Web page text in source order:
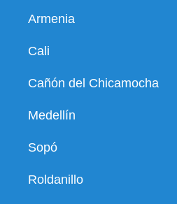
Armenia
Cali
Cañón del Chicamocha
Medellín
Sopó
Roldanillo